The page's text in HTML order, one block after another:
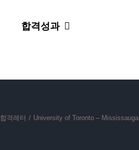
합격성과
격레터 / University of Toronto – Mississauga